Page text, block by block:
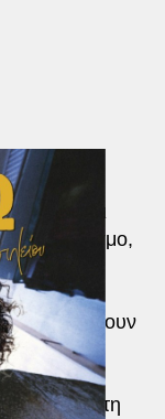
γεμάτη
Ελλάδας κι
της κόσμο,
και
να λείπουν
έχει
τη